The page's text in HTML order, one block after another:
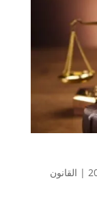
| القانون